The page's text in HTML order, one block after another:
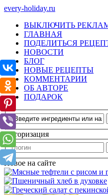
every-holiday.ru
ВЫКЛЮЧИТЬ
ГЛАВНАЯ
ПОДЕЛИТЬСЯ
НОВОСТИ
БЛОГ
НОВЫЕ РЕЦЕПТЫ
КОММЕНТАРИИ
ОБ АВТОРЕ
ПОДАРОК
Авторизация
Новое на сайте